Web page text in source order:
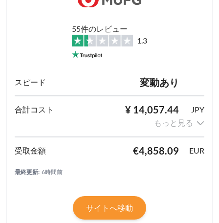
55件のレビュー
1.3
変動あり
¥ 14,057.44
JPY
もっと見る
€4,858.09 EUR
最終更新: 6時間前
サイトへ移動